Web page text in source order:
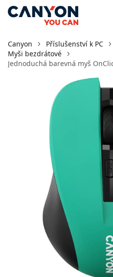
Canyon Příslušenství k PC
Myši bezdrátové
Jednoduchá barevná myš